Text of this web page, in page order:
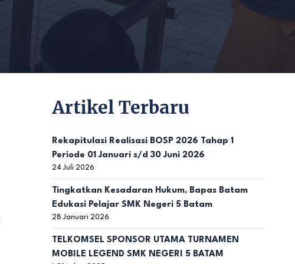
Artikel Terbaru
Rekapitulasi Realisasi BOSP 2026 Tahap 1
Periode 01 Januari s/d 30 Juni 2026
24 Juli 2026
Tingkatkan Kesadaran Hukum, Bapas Batam
Edukasi Pelajar SMK Negeri 5 Batam
28 Januari 2026
TELKOMSEL SPONSOR UTAMA TURNAMEN
MOBILE LEGEND SMK NEGERI 5 BATAM